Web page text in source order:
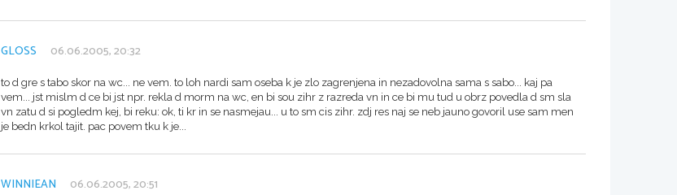
GLOSS 06.06.2005, 20:32
to d gre s tabo skor na wc... ne vem. to loh nardi sam oseba k je zlo zagrenjena in nezadovolna sama s sabo... kaj pa
vem... jst mislm d ce bi jst npr. rekla d morm na wc, en bi sou zihr z razreda vn in ce bi mu tud u obrz povedla d sm sla
vn zatu d si pogledm kej, bi reku: ok, ti kr in se nasmejau... u to sm cis zihr. zdj res naj se neb jauno govoril use sam men
je bedn krkol tajit. pac povem tku k je...
WINNIEAN 06.06.2005, 20:51